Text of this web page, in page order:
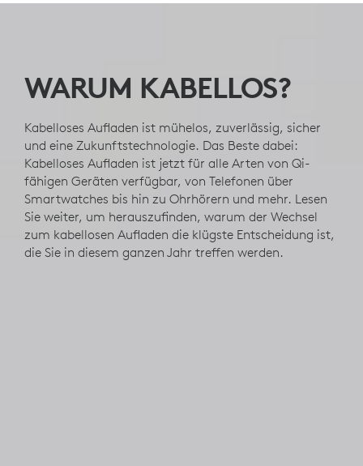
VORTEILE
UND
FAQS
LOGITECH
WARUM KABELLOS?
Kabelloses Aufladen ist mühelos, zuverlässig, sicher
und eine Zukunftstechnologie. Das Beste dabei:
Kabelloses Aufladen ist jetzt für alle Arten von Qi-
fähigen Geräten verfügbar, von Telefonen über
Smartwatches bis hin zu Ohrhörern und mehr. Lesen
Sie weiter, um herauszufinden, warum der Wechsel
zum kabellosen Aufladen die klügste Entscheidung ist,
die Sie in diesem ganzen Jahr treffen werden.